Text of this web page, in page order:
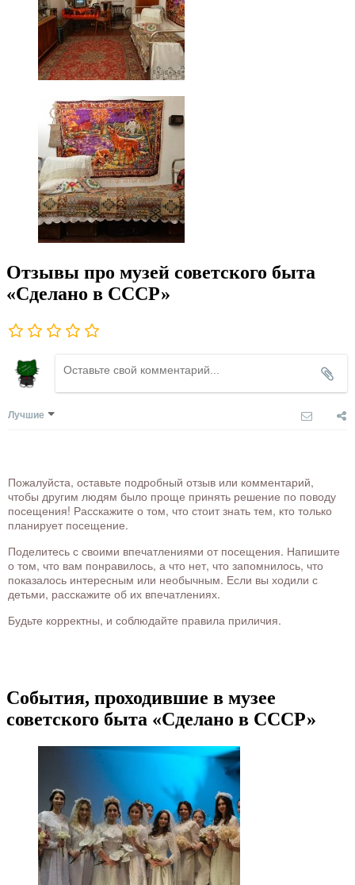
Отзывы про музей советского быта
«Сделано в СССР»
Лучшие
Пожалуйста, оставьте подробный отзыв или комментарий,
чтобы другим людям было проще принять решение по поводу
посещения! Расскажите о том, что стоит знать тем, кто только
планирует посещение.
Поделитесь с своими впечатлениями от посещения. Напишите
о том, что вам понравилось, а что нет, что запомнилось, что
показалось интересным или необычным. Если вы ходили с
детьми, расскажите об их впечатлениях.
Будьте корректны, и соблюдайте правила приличия.
События, проходившие в музее
советского быта «Сделано в СССР»